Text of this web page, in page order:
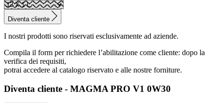
Diventa cliente
I nostri prodotti sono riservati esclusivamente ad aziende.
Compila il form per richiedere l’abilitazione come cliente: dopo la
verifica dei requisiti,
potrai accedere al catalogo riservato e alle nostre forniture.
Diventa cliente - MAGMA PRO V1 0W30